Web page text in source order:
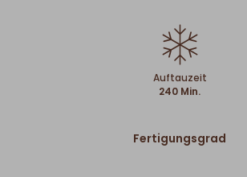
Auftauzeit
240 Min.
Fertigungsgrad